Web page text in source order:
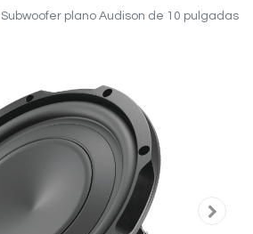
Subwoofer plano Audison de 10 pulgadas